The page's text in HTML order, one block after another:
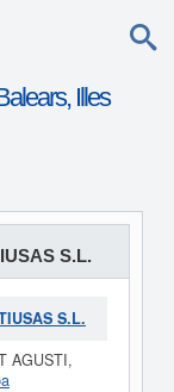
Illes
S.L.
S.L.
AGUSTI,